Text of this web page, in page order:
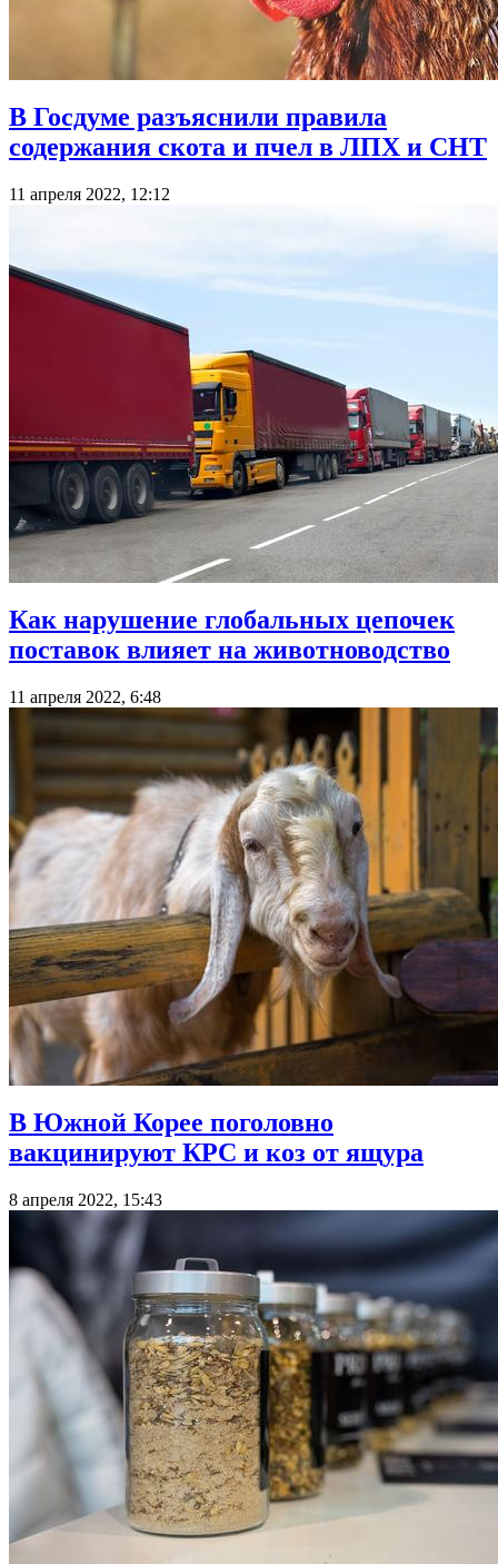
В Госдуме разъяснили правила
содержания скота и пчел в ЛПХ и СНТ
11 апреля 2022, 12:12
Как нарушение глобальных цепочек
поставок влияет на животноводство
11 апреля 2022, 6:48
В Южной Корее поголовно
вакцинируют КРС и коз от ящура
8 апреля 2022, 15:43